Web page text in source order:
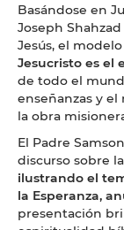
Basándose en
Joseph
Jesús, el
Jesucristo es el
de todo el
enseñanzas y
la obra
El Padre
discurso sobre la
ilustrando el
la Esperanza,
presentación